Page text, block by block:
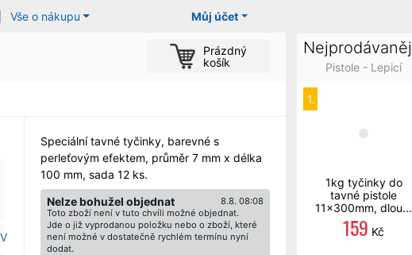
Můj účet
Vše o nákupu
Prázdný
košík
Speciální tavné tyčinky, barevné s
perleťovým efektem, průměr 7 mm x délka
100 mm, sada 12 ks.
8.8. 08:08
Nelze bohužel objednat
Toto zboží není v tuto chvíli možné objednat.
Jde o již vyprodanou položku nebo o zboží, které
není možné v dostatečně rychlém termínu nyní
dodat.
Pistole - Lepicí
1.
1kg tyčinky do
tavné pistole
11x300mm, dlou...
159 Kč